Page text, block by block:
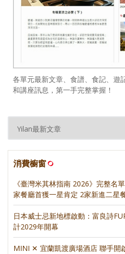
各單元最新文章、食譜、食記、遊
和講座訊息，第一手完整掌握！
消費櫥窗
《臺灣米其林指南 2026》完整名
家餐廳首獲一星肯定 2家新進二星
日本威士忌新地標啟動：富良詩
計2029年開幕
MINI ✕ 宜蘭凱渡廣場酒店 聯手開